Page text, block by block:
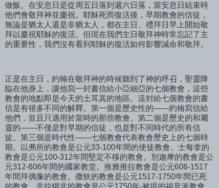
做飯。在安息日是從周五日落到週六日落，當安息日結束時
他們會敬拜神並慶祝。耶穌死而復活後，早期教會的信徒，
無論是猶太人還是非猶太人，都在主日、禮拜日早上開始敬
拜以慶祝耶穌的復活。但現在我們主日敬拜神時常忘記了主
的重要性，我們沒有看到耶穌的復活如何影響誡命和敬拜。
正是在主日，約翰在敬拜神的時候聽到了神的呼召，聖靈降
臨在他身上，讓他寫一封書信給小亞細亞的七個教會，這些
教會的地點即是今天的土耳其的地區。這封給七個教會的書
信是有很多不同的解釋。第一個是歷史性的——約翰寫信給
他們，並且只適用於當時的那些教會。第二個是歷史的和屬
靈的——不僅是對早期的信徒，也是對不同時代的所有信
徒。第三個是時代性——七個教會代表教會歷史上的七個時
期。以弗所的教會是公元33-100年間的使徒教會。士每拿的
教會是公元100-312年間堅定不移的教會。別迦摩的教會是公
元312-606年間的國家教堂。推雅推拉教會是公元606-1517
年間拜偶像的教會。撒狄的教會是公元1517-1750年間已死